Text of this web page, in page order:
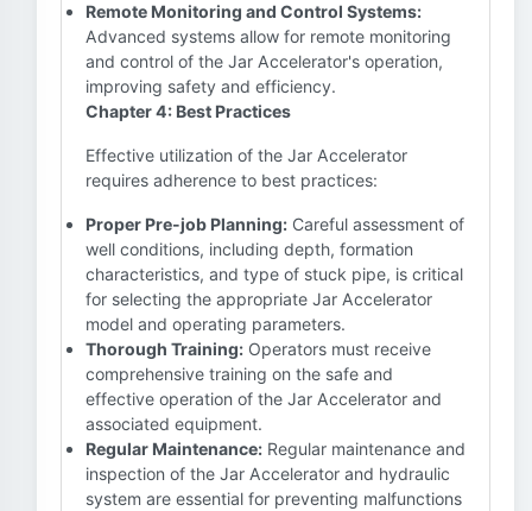
Remote Monitoring and Control Systems:
Advanced systems allow for remote monitoring
and control of the Jar Accelerator's operation,
improving safety and efficiency.
Chapter 4: Best Practices
Effective utilization of the Jar Accelerator
requires adherence to best practices:
Proper Pre-job Planning: Careful assessment of
well conditions, including depth, formation
characteristics, and type of stuck pipe, is critical
for selecting the appropriate Jar Accelerator
model and operating parameters.
Thorough Training: Operators must receive
comprehensive training on the safe and
effective operation of the Jar Accelerator and
associated equipment.
Regular Maintenance: Regular maintenance and
inspection of the Jar Accelerator and hydraulic
system are essential for preventing malfunctions